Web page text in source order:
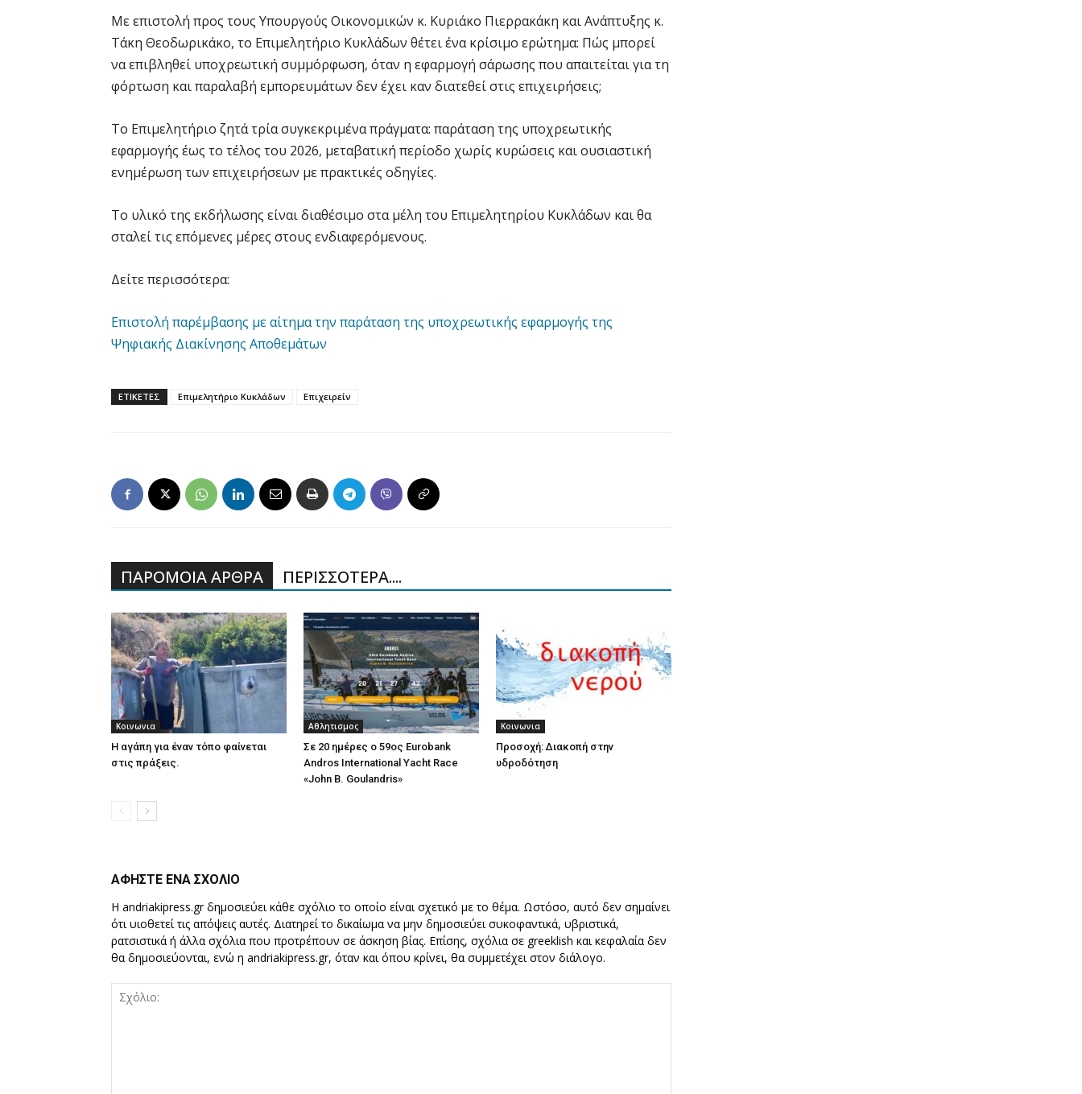
Με επιστολή προς τους Υπουργούς Οικονομικών κ. Κυριάκο Πιερρακάκη και Ανάπτυξης κ.
Τάκη Θεοδωρικάκο, το Επιμελητήριο Κυκλάδων θέτει ένα κρίσιμο ερώτημα: Πώς μπορεί
να επιβληθεί υποχρεωτική συμμόρφωση, όταν η εφαρμογή σάρωσης που απαιτείται για τη
φόρτωση και παραλαβή εμπορευμάτων δεν έχει καν διατεθεί στις επιχειρήσεις;
Το Επιμελητήριο ζητά τρία συγκεκριμένα πράγματα: παράταση της υποχρεωτικής
εφαρμογής έως το τέλος του 2026, μεταβατική περίοδο χωρίς κυρώσεις και ουσιαστική
ενημέρωση των επιχειρήσεων με πρακτικές οδηγίες.
Το υλικό της εκδήλωσης είναι διαθέσιμο στα μέλη του Επιμελητηρίου Κυκλάδων και θα
σταλεί τις επόμενες μέρες στους ενδιαφερόμενους.
Δείτε περισσότερα:
Επιστολή παρέμβασης με αίτημα την παράταση της υποχρεωτικής εφαρμογής της
Ψηφιακής Διακίνησης Αποθεμάτων
ΕΤΙΚΕΤΕΣ Επιμελητήριο Κυκλάδων Επιχειρείν
ΠΑΡΟΜΟΙΑ ΑΡΘΡΑ ΠΕΡΙΣΣΟΤΕΡΑ....
Κοινωνια
Η αγάπη για έναν τόπο φαίνεται
στις πράξεις.
Αθλητισμος
Σε 20 ημέρες ο 59ος Eurobank
Andros International Yacht Race
«John B. Goulandris»
Κοινωνια
Προσοχή: Διακοπή στην
υδροδότηση
ΑΦΗΣΤΕ ΕΝΑ ΣΧΟΛΙΟ
Η andriakipress.gr δημοσιεύει κάθε σχόλιο το οποίο είναι σχετικό με το θέμα. Ωστόσο, αυτό δεν σημαίνει
ότι υιοθετεί τις απόψεις αυτές. Διατηρεί το δικαίωμα να μην δημοσιεύει συκοφαντικά, υβριστικά,
ρατσιστικά ή άλλα σχόλια που προτρέπουν σε άσκηση βίας. Επίσης, σχόλια σε greeklish και κεφαλαία δεν
θα δημοσιεύονται, ενώ η andriakipress.gr, όταν και όπου κρίνει, θα συμμετέχει στον διάλογο.